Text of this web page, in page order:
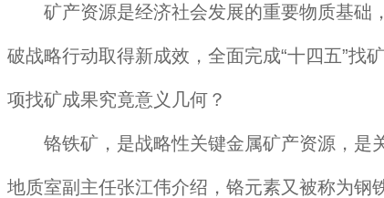
矿产资源是经济社会发展的重要物质基础，
破战略行动取得新成效，全面完成“十四五”
项找矿成果究竟意义几何？
铬铁矿，是战略性关键金属矿产资源，是关
地质室副主任张江伟介绍，铬元素又被称为钢